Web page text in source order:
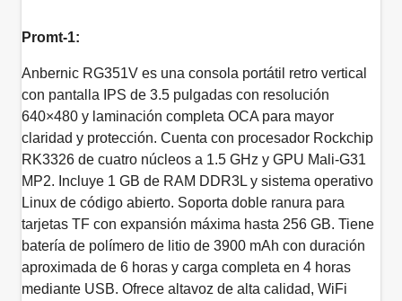
Promt-1:
Anbernic RG351V es una consola portátil retro vertical
con pantalla IPS de 3.5 pulgadas con resolución
640×480 y laminación completa OCA para mayor
claridad y protección. Cuenta con procesador Rockchip
RK3326 de cuatro núcleos a 1.5 GHz y GPU Mali-G31
MP2. Incluye 1 GB de RAM DDR3L y sistema operativo
Linux de código abierto. Soporta doble ranura para
tarjetas TF con expansión máxima hasta 256 GB. Tiene
batería de polímero de litio de 3900 mAh con duración
aproximada de 6 horas y carga completa en 4 horas
mediante USB. Ofrece altavoz de alta calidad, WiFi